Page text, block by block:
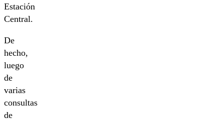
Estación
Central.
De
hecho,
luego
de
varias
consultas
de